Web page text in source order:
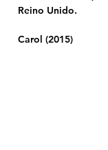
Reino Unido.
Carol (2015)